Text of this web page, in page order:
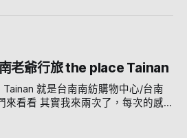
老爺行旅 the place Tainan
物中心/台南
了，每次的感
，入房開始 你就可以感受